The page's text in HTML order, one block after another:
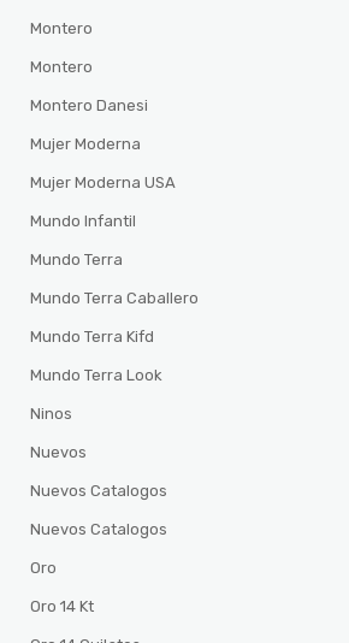
Montero
Montero
Montero Danesi
Mujer Moderna
Mujer Moderna USA
Mundo Infantil
Mundo Terra
Mundo Terra Caballero
Mundo Terra Kifd
Mundo Terra Look
Ninos
Nuevos
Nuevos Catalogos
Nuevos Catalogos
Oro
Oro 14 Kt